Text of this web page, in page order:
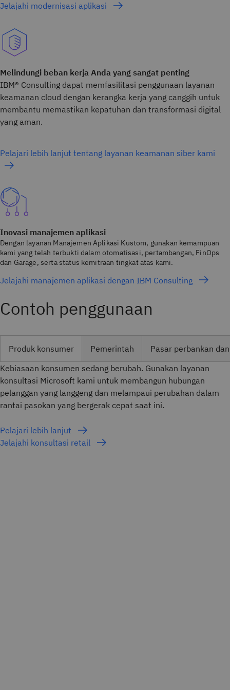
Jelajahi modernisasi aplikasi
Melindungi beban kerja Anda yang sangat penting
IBM® Consulting dapat memfasilitasi penggunaan layanan
keamanan cloud dengan kerangka kerja yang canggih untuk
membantu memastikan kepatuhan dan transformasi digital
yang aman.
Pelajari lebih lanjut tentang layanan keamanan siber kami
Inovasi manajemen aplikasi
Dengan layanan Manajemen Aplikasi Kustom, gunakan kemampuan
kami yang telah terbukti dalam otomatisasi, pertambangan, FinOps
dan Garage, serta status kemitraan tingkat atas kami.
Jelajahi manajemen aplikasi dengan IBM Consulting
Contoh penggunaan
Produk konsumer Pemerintah
Pasar perbankan
Kebiasaan konsumen sedang berubah. Gunakan layanan
konsultasi Microsoft kami untuk membangun hubungan
pelanggan yang langgeng dan melampaui perubahan dalam
rantai pasokan yang bergerak cepat saat ini.
Pelajari lebih lanjut
Jelajahi konsultasi retail